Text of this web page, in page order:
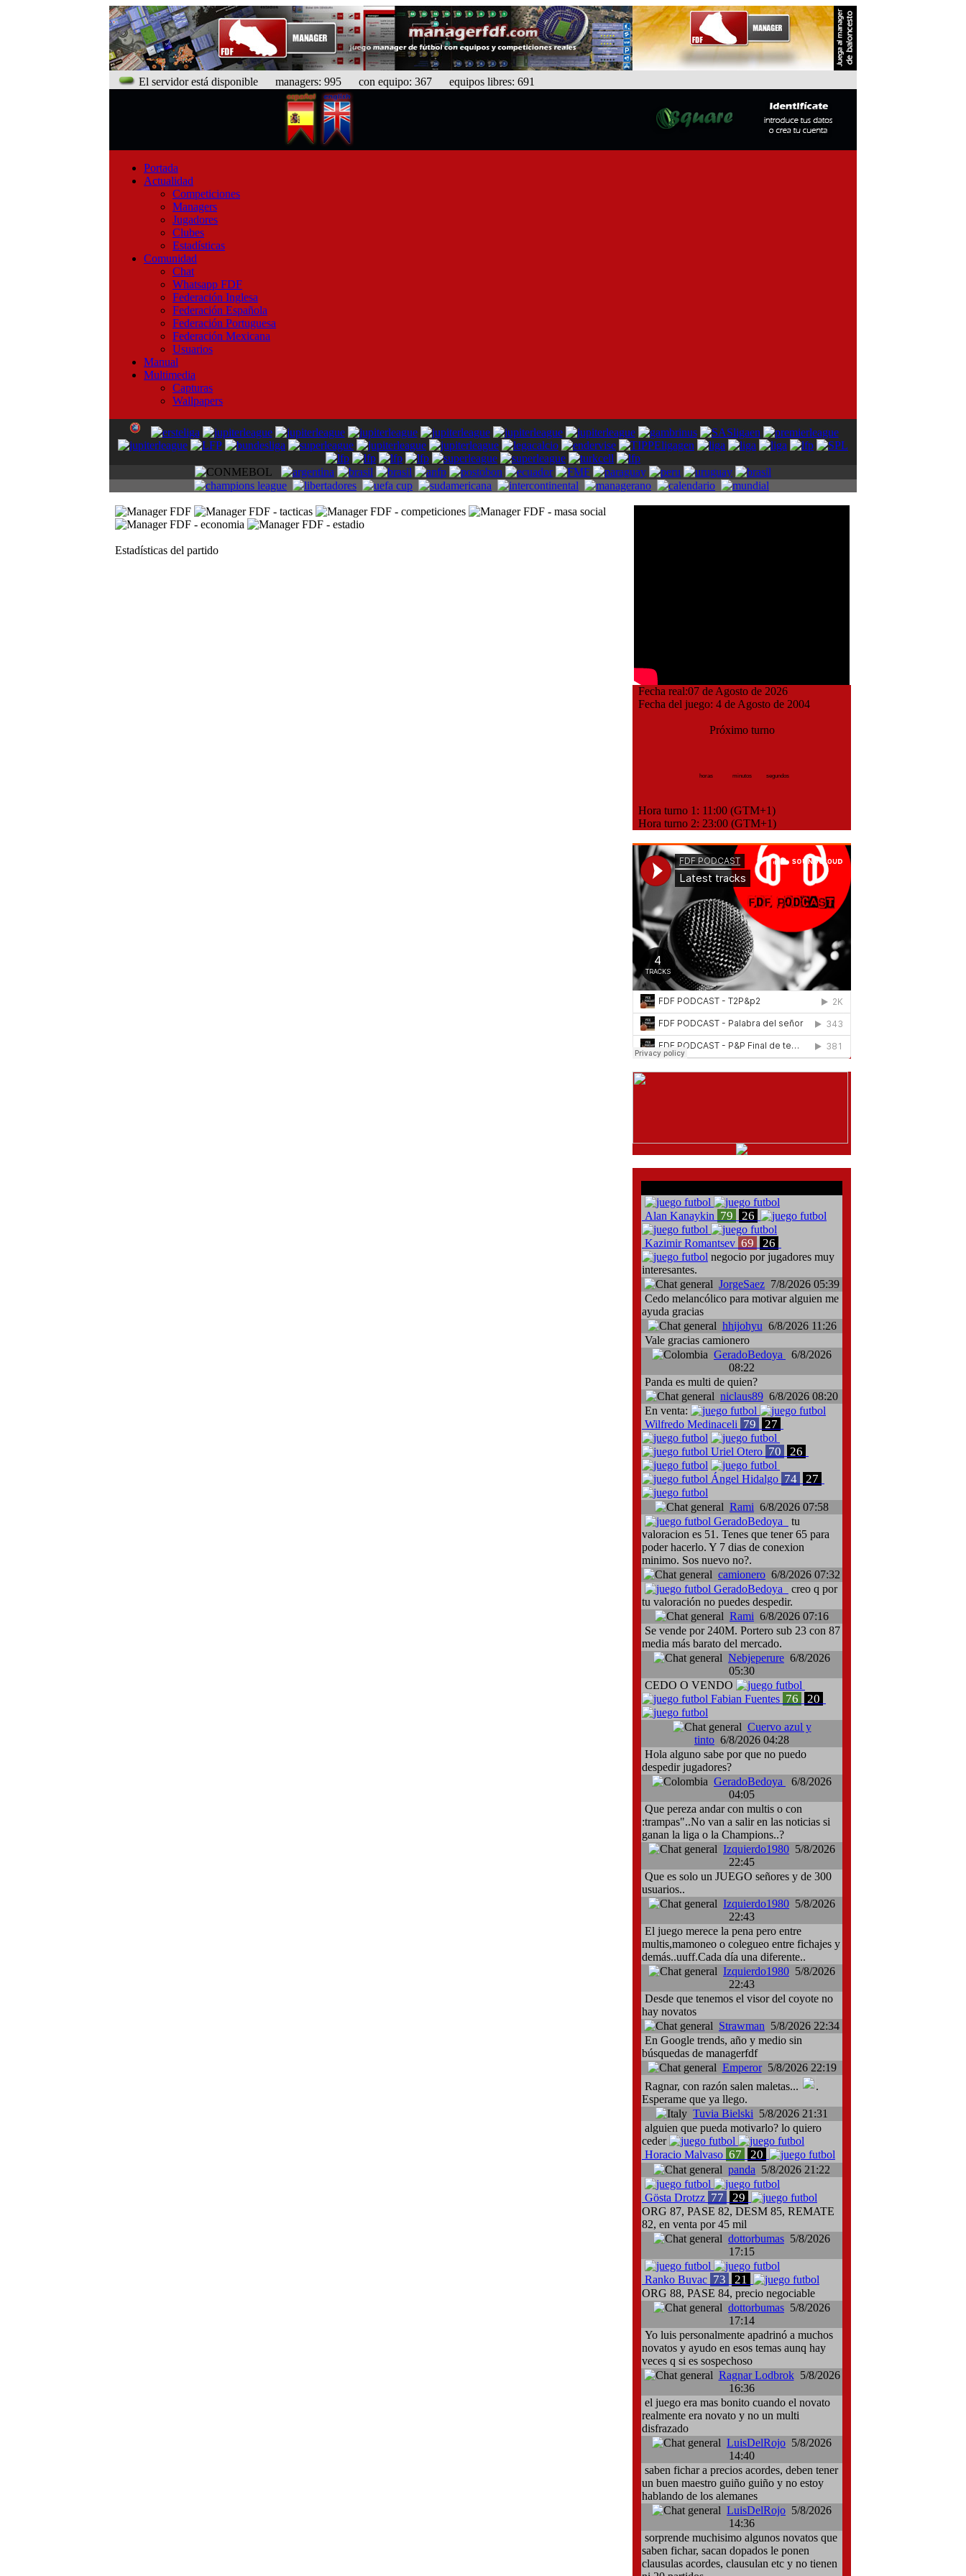
El servidor está disponible managers: 995 con equipo: 367 equipos libres: 691
Portada
Actualidad
Competiciones
Managers
Jugadores
Clubes
Estadísticas
Comunidad
Chat
Whatsapp FDF
Federación Inglesa
Federación Española
Federación Portuguesa
Federación Mexicana
Usuarios
Manual
Multimedia
Capturas
Wallpapers
Estadísticas del partido
Fecha real:07 de Agosto de 2026
Fecha del juego: 4 de Agosto de 2004
Próximo turno
horas minutos segundos
Hora turno 1: 11:00 (GTM+1)
Hora turno 2: 23:00 (GTM+1)
Alan Kanaykin 79 26
Kazimir Romantsev 69 26
negocio por jugadores muy
interesantes.
JorgeSaez 7/8/2026 05:39
Cedo melancólico para motivar alguien me
ayuda gracias
hhijohyu 6/8/2026 11:26
Vale gracias camionero
GeradoBedoya
6/8/2026
08:22
Panda es multi de quien?
niclaus89 6/8/2026 08:20
En venta:
Wilfredo Medinaceli 79 27
Uriel Otero 70 26
Ángel Hidalgo 74 27
Rami 6/8/2026 07:58
GeradoBedoya
tu
valoracion es 51. Tenes que tener 65 para
poder hacerlo. Y 7 dias de conexion
minimo. Sos nuevo no?.
camionero 6/8/2026 07:32
GeradoBedoya
creo q por
tu valoración no puedes despedir.
Rami 6/8/2026 07:16
Se vende por 240M. Portero sub 23 con 87
media más barato del mercado.
Nebjeperure 6/8/2026
05:30
CEDO O VENDO
Fabian Fuentes 76 20
Cuervo azul y
tinto 6/8/2026 04:28
Hola alguno sabe por que no puedo
despedir jugadores?
GeradoBedoya
6/8/2026
04:05
Que pereza andar con multis o con
:trampas"..No van a salir en las noticias si
ganan la liga o la Champions..?
Izquierdo1980 5/8/2026
22:45
Que es solo un JUEGO señores y de 300
usuarios..
Izquierdo1980 5/8/2026
22:43
El juego merece la pena pero entre
multis,mamoneo o colegueo entre fichajes y
demás..uuff.Cada día una diferente..
Izquierdo1980 5/8/2026
22:43
Desde que tenemos el visor del coyote no
hay novatos
Strawman 5/8/2026 22:34
En Google trends, año y medio sin
búsquedas de managerfdf
Emperor5/8/2026 22:19
Ragnar, con razón salen maletas...
.
Esperame que ya llego.
Tuvia Bielski 5/8/2026 21:31
alguien que pueda motivarlo? lo quiero
ceder
Horacio Malvaso 67 20
panda 5/8/2026 21:22
Gösta Drotzz 77 29
ORG 87, PASE 82, DESM 85, REMATE
82, en venta por 45 mil
dottorbumas 5/8/2026
17:15
Ranko Buvac 73 21
ORG 88, PASE 84, precio negociable
dottorbumas 5/8/2026
17:14
Yo luis personalmente apadrinó a muchos
novatos y ayudo en esos temas aunq hay
veces q si es sospechoso
Ragnar Lodbrok5/8/2026
16:36
el juego era mas bonito cuando el novato
realmente era novato y no un multi
disfrazado
LuisDelRojo 5/8/2026
14:40
saben fichar a precios acordes, deben tener
un buen maestro guiño guiño y no estoy
hablando de los alemanes
LuisDelRojo 5/8/2026
14:36
sorprende muchisimo algunos novatos que
saben fichar, sacan dopados le ponen
clausulas acordes, clausulan etc y no tienen